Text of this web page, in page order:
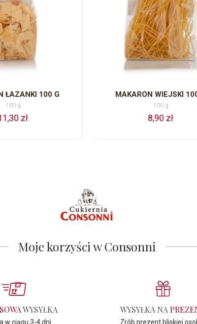
ŁAZANKI 100 G
100 g
zł
MAKARON WIEJSKI
100 g
8,90 zł
Moje korzyści w Consonni
WYSYŁKA
w ciągu 3-4 dni
WYSYŁKA NA
Zrób prezent bliskiej